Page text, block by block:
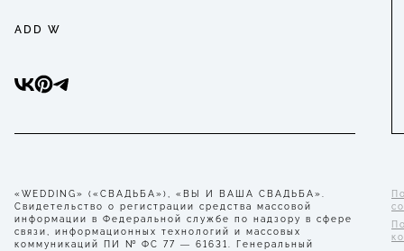
ADD W
«WEDDING» («СВАДЬБА»), «ВЫ И ВАША СВАДЬБА».
Свидетельство о регистрации средства массовой
информации в Федеральной службе по надзору в сфере
связи, информационных технологий и массовых
коммуникаций ПИ № ФС 77 — 61631. Генеральный